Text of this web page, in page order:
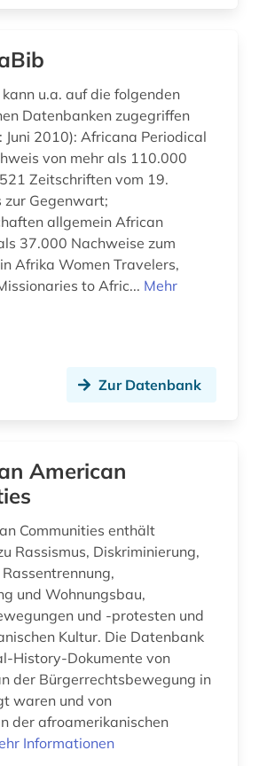
entwicklungsökonomie (1)
entwicklunsindikator (1)
enzyklopädie (13)
(1)
ernährungspolitik (1)
erwachsenenausbildung (1)
erwachsenenbildung (5)
erziehungswissenschaft (2)
erziehungswissenschaften (2)
ethnische beziehungen (2)
ethnische gruppe (1)
u.a. auf die folgenden
Datenbanken zugegriffen
Africana Periodical
von mehr als 110.000
Zeitschriften vom 19.
zur Gegenwart;
allgemein African
37.000 Nachweise zum
Afrika Women Travelers,
to Afric... Mehr
Zur Datenbank
American
Communities enthält
Rassismus, Diskriminierung,
und Wohnungsbau,
und -protesten und
Kultur. Die Datenbank
History-Dokumente von
der Bürgerrechtsbewegung in
waren und von
der afroamerikanischen
Informationen